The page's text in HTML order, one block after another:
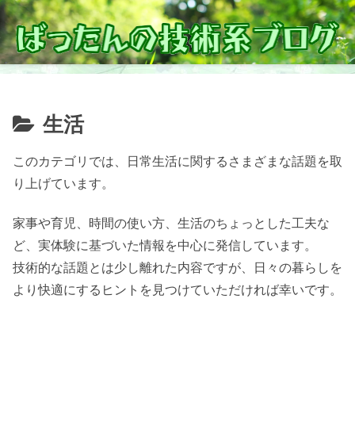
生活
このカテゴリでは、日常生活に関するさまざまな話題を取
り上げています。
家事や育児、時間の使い方、生活のちょっとした工夫な
ど、実体験に基づいた情報を中心に発信しています。
技術的な話題とは少し離れた内容ですが、日々の暮らしを
より快適にするヒントを見つけていただければ幸いです。